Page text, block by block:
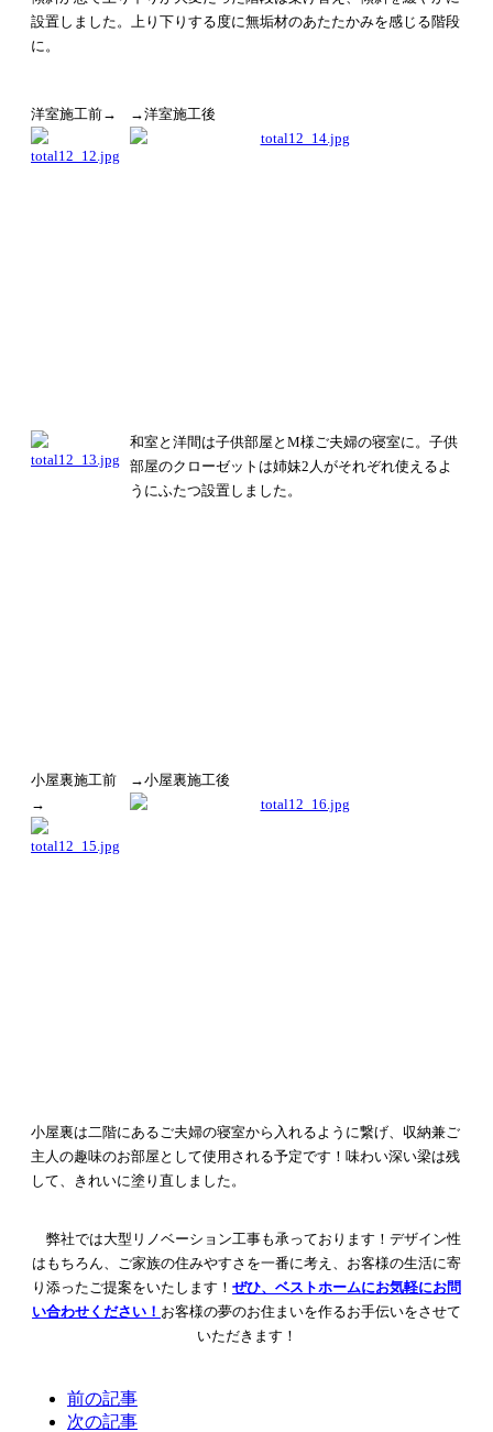
設置しました。 上り下りする度に無垢材のあたたかみを感じる階段
に。
洋室施工前→ →洋室施工後
和室と洋間は子供部屋とM様ご夫婦の寝室に。 子供
部屋のクローゼットは姉妹2人がそれぞれ使えるよ
うにふたつ設置しました。
小屋裏施工前
→
→小屋裏施工後
小屋裏は二階にあるご夫婦の寝室から入れるように繋げ、 収納兼ご
主人の趣味のお部屋として使用される予定です！ 味わい深い梁は残
して、きれいに塗り直しました。
弊社では大型リノベーション工事も承っております！ デザイン性
はもちろん、ご家族の住みやすさを一番に考え、 お客様の生活に寄
り添ったご提案をいたします！ ぜひ、ベストホームにお気軽にお問
い合わせください！ お客様の夢のお住まいを作るお手伝いをさせて
いただきます！
前の記事
次の記事